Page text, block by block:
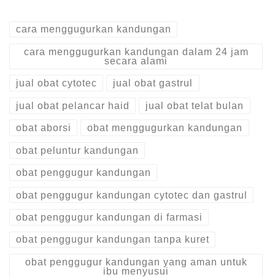
cara menggugurkan kandungan
cara menggugurkan kandungan dalam 24 jam
secara alami
jual obat cytotec jual obat gastrul
jual obat pelancar haid jual obat telat bulan
obat aborsi obat menggugurkan kandungan
obat peluntur kandungan
obat penggugur kandungan
obat penggugur kandungan cytotec dan gastrul
obat penggugur kandungan di farmasi
obat penggugur kandungan tanpa kuret
obat penggugur kandungan yang aman untuk
ibu menyusui